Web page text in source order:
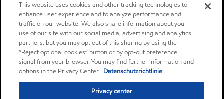
This website uses cookies and other tracking technologies to
enhance user experience and to analyze performance and
traffic on our website. We also share information about your
use of our site with our social media, advertising and analytics
partners, but you may opt out of this sharing by using the
“Reject optional cookies” button or by opt-out preference
signal from your browser. You may find further information and
options in the Privacy Center. Datenschutzrichtlinie
Privacy center